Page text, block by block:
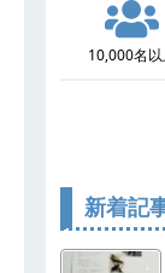
10,000名
新着記